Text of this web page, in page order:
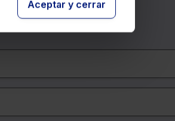
Aceptar y cerrar
falta de diligencia de la empresa para
comprobar la veracidad de la experiencia
profesional recogida en el curriculum y la
prescripción de la falta.